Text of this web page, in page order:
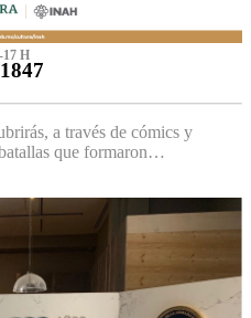
17 H
a través de cómics y
que formaron…